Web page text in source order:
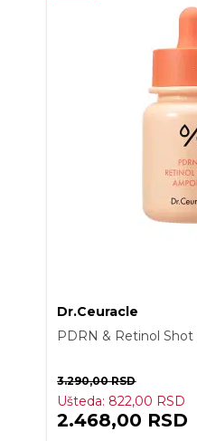
Dr.Ceuracle
PDRN & Retinol
3.290,00RSD
Ušteda: 822,00 RSD
2.468,00 RSD